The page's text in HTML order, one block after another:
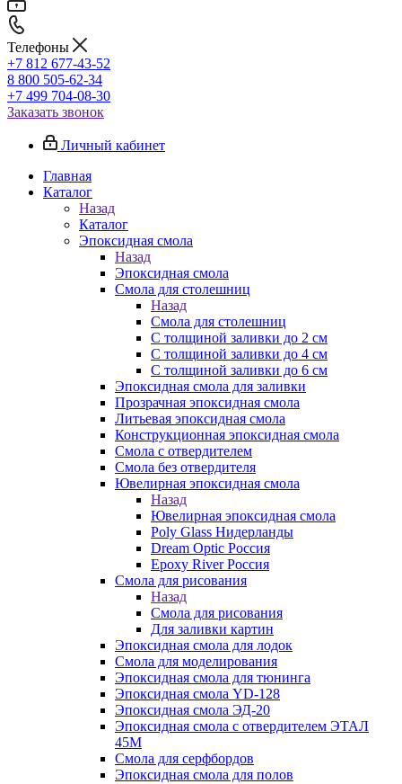
Телефоны
+7 812 677-43-52
8 800 505-62-34
+7 499 704-08-30
Заказать звонок
Личный кабинет
Главная
Каталог
Назад
Каталог
Эпоксидная смола
Назад
Эпоксидная смола
Смола для столешниц
Назад
Смола для столешниц
С толщиной заливки до 2 см
С толщиной заливки до 4 см
С толщиной заливки до 6 см
Эпоксидная смола для заливки
Прозрачная эпоксидная смола
Литьевая эпоксидная смола
Конструкционная эпоксидная смола
Смола с отвердителем
Смола без отвердителя
Ювелирная эпоксидная смола
Назад
Ювелирная эпоксидная смола
Poly Glass Нидерланды
Dream Optic Россия
Epoxy River Россия
Смола для рисования
Назад
Смола для рисования
Для заливки картин
Эпоксидная смола для лодок
Смола для моделирования
Эпоксидная смола для тюнинга
Эпоксидная смола YD-128
Эпоксидная смола ЭД-20
Эпоксидная смола с отвердителем ЭТАЛ
45М
Смола для серфбордов
Эпоксидная смола для полов